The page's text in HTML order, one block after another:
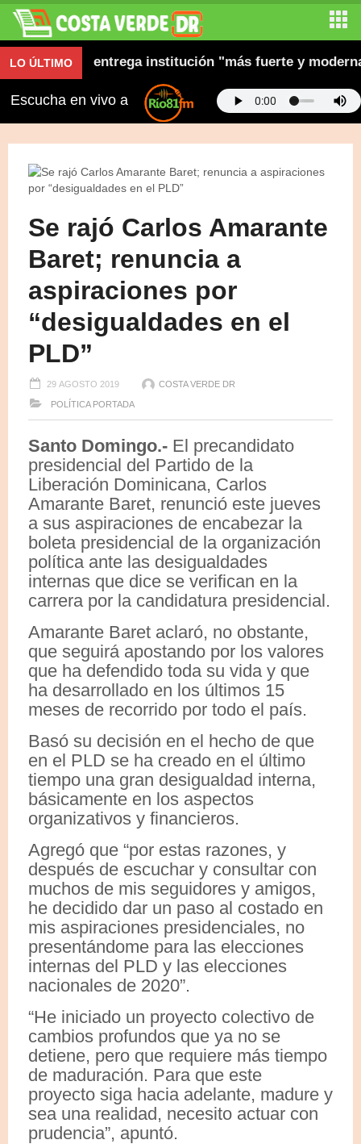
LO ÚLTIMO
y dice entrega institución "más fuerte y moderna"
Escucha en vivo a
Se rajó Carlos Amarante
Baret; renuncia a
aspiraciones por
“desigualdades en el
PLD”
29 AGOSTO 2019 COSTA VERDE DR
POLÍTICA PORTADA
Santo Domingo.- El precandidato
presidencial del Partido de la
Liberación Dominicana, Carlos
Amarante Baret, renunció este jueves
a sus aspiraciones de encabezar la
boleta presidencial de la organización
política ante las desigualdades
internas que dice se verifican en la
carrera por la candidatura presidencial.
Amarante Baret aclaró, no obstante,
que seguirá apostando por los valores
que ha defendido toda su vida y que
ha desarrollado en los últimos 15
meses de recorrido por todo el país.
Basó su decisión en el hecho de que
en el PLD se ha creado en el último
tiempo una gran desigualdad interna,
básicamente en los aspectos
organizativos y financieros.
Agregó que “por estas razones, y
después de escuchar y consultar con
muchos de mis seguidores y amigos,
he decidido dar un paso al costado en
mis aspiraciones presidenciales, no
presentándome para las elecciones
internas del PLD y las elecciones
nacionales de 2020”.
“He iniciado un proyecto colectivo de
cambios profundos que ya no se
detiene, pero que requiere más tiempo
de maduración. Para que este
proyecto siga hacia adelante, madure y
sea una realidad, necesito actuar con
prudencia”, apuntó.